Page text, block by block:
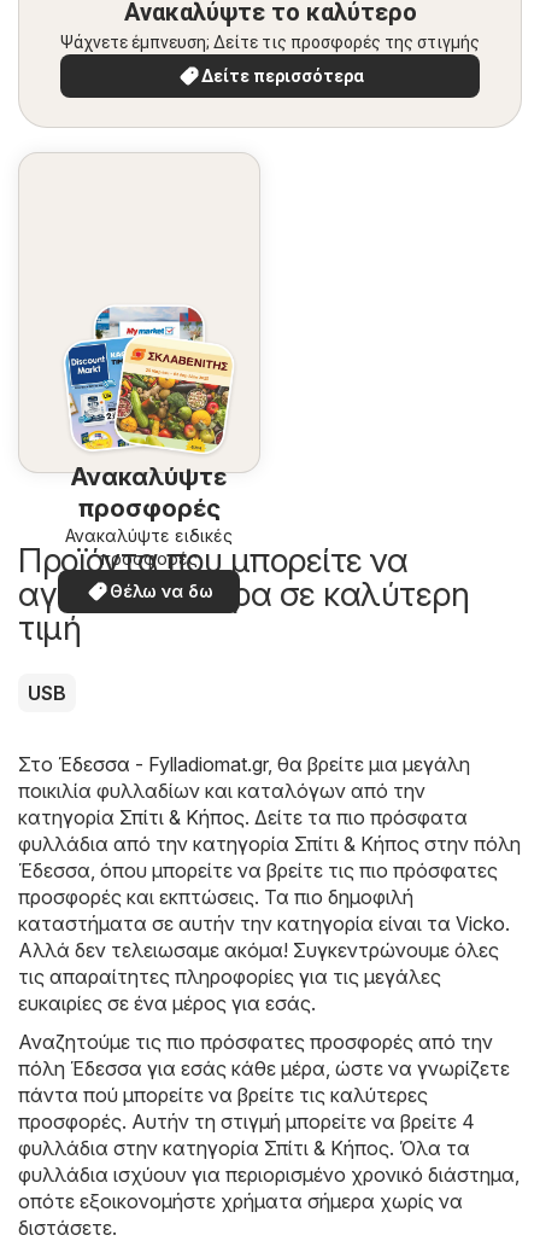
Ανακαλύψτε το καλύτερο
Ψάχνετε έμπνευση; Δείτε τις προσφορές της στιγμής
Δείτε περισσότερα
Ανακαλύψτε
προσφορές
Ανακαλύψτε ειδικές
προσφορές
Θέλω να δω
Προϊόντα που μπορείτε να
αγοράσετε τώρα σε καλύτερη
τιμή
USB
Στο Έδεσσα - Fylladiomat.gr, θα βρείτε μια μεγάλη
ποικιλία φυλλαδίων και καταλόγων από την
κατηγορία Σπίτι & Κήπος. Δείτε τα πιο πρόσφατα
φυλλάδια από την κατηγορία Σπίτι & Κήπος στην πόλη
Έδεσσα, όπου μπορείτε να βρείτε τις πιο πρόσφατες
προσφορές και εκπτώσεις. Τα πιο δημοφιλή
καταστήματα σε αυτήν την κατηγορία είναι τα Vicko.
Αλλά δεν τελειωσαμε ακόμα! Συγκεντρώνουμε όλες
τις απαραίτητες πληροφορίες για τις μεγάλες
ευκαιρίες σε ένα μέρος για εσάς.
Αναζητούμε τις πιο πρόσφατες προσφορές από την
πόλη Έδεσσα για εσάς κάθε μέρα, ώστε να γνωρίζετε
πάντα πού μπορείτε να βρείτε τις καλύτερες
προσφορές. Αυτήν τη στιγμή μπορείτε να βρείτε 4
φυλλάδια στην κατηγορία Σπίτι & Κήπος. Όλα τα
φυλλάδια ισχύουν για περιορισμένο χρονικό διάστημα,
οπότε εξοικονομήστε χρήματα σήμερα χωρίς να
διστάσετε.